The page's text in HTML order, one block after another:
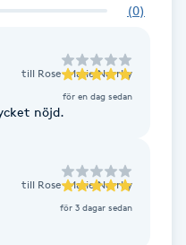
(0)
till Rose-Marie Norrby
för en dag sedan
nöjd.
till Rose-Marie Norrby
för 3 dagar sedan